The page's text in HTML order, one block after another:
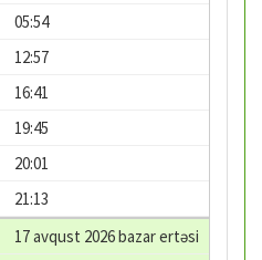
05:54
12:57
16:41
19:45
20:01
21:13
17 avqust 2026 bazar ertəsi